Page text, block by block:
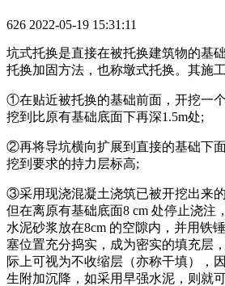
626 2022-05-19 15:31:11
坑式托换是直接在被托换建筑物的基
托换加固方法，也称墩式托换。其施
①在贴近被托换的基础前面，开挖一个
挖到比原有基础底面下再深1.5m处;
②再将导坑横向扩展到直接的基础下
挖到要求的持力层标高;
③采用现浇混凝土浇筑已被开挖出来
但在离原有基础底面8 cm 处停止浇注
水泥砂浆放在8cm 的空隙内，并用铁
塞位置充分捣实，成为密实的填充层
际上可视为不收缩层（亦称干填），
生附加沉降，如采用早强水泥，则就